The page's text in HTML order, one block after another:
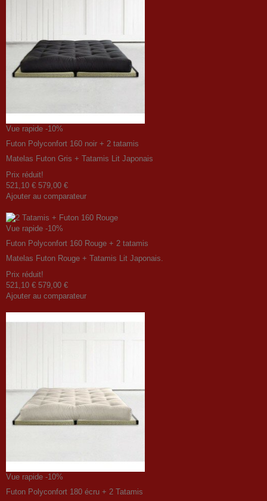
Vue rapide -10%
Futon Polyconfort 160 noir + 2 tatamis
Matelas Futon Gris + Tatamis Lit Japonais
Prix ​​réduit!
521,10 € 579,00 €
Ajouter au comparateur
Vue rapide -10%
Futon Polyconfort 160 Rouge + 2 tatamis
Matelas Futon Rouge + Tatamis Lit Japonais.
Prix ​​réduit!
521,10 € 579,00 €
Ajouter au comparateur
Vue rapide -10%
Futon Polyconfort 180 écru + 2 Tatamis